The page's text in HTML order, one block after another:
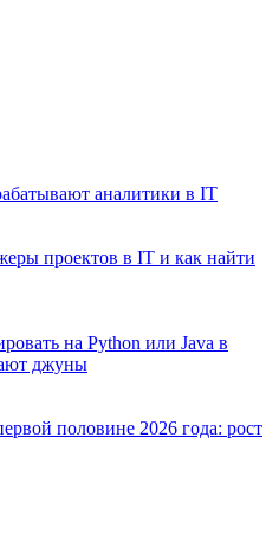
аналитики в IT
проектов в IT и как найти
на Python или Java в
джуны
половине 2026 года: рост